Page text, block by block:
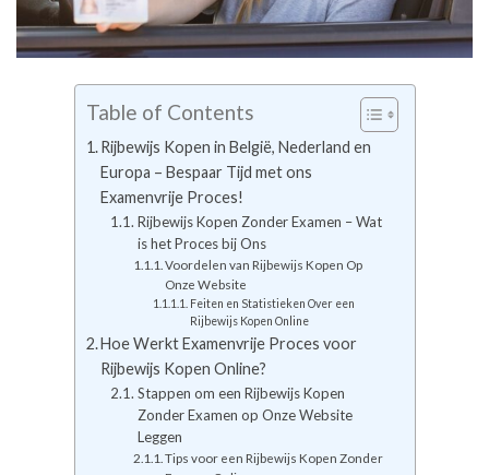
Table of Contents
Rijbewijs Kopen in België, Nederland en
Europa – Bespaar Tijd met ons
Examenvrije Proces!
Rijbewijs Kopen Zonder Examen – Wat
is het Proces bij Ons
Voordelen van Rijbewijs Kopen Op
Onze Website
Feiten en Statistieken Over een
Rijbewijs Kopen Online
Hoe Werkt Examenvrije Proces voor
Rijbewijs Kopen Online?
Stappen om een Rijbewijs Kopen
Zonder Examen op Onze Website
Leggen
Tips voor een Rijbewijs Kopen Zonder